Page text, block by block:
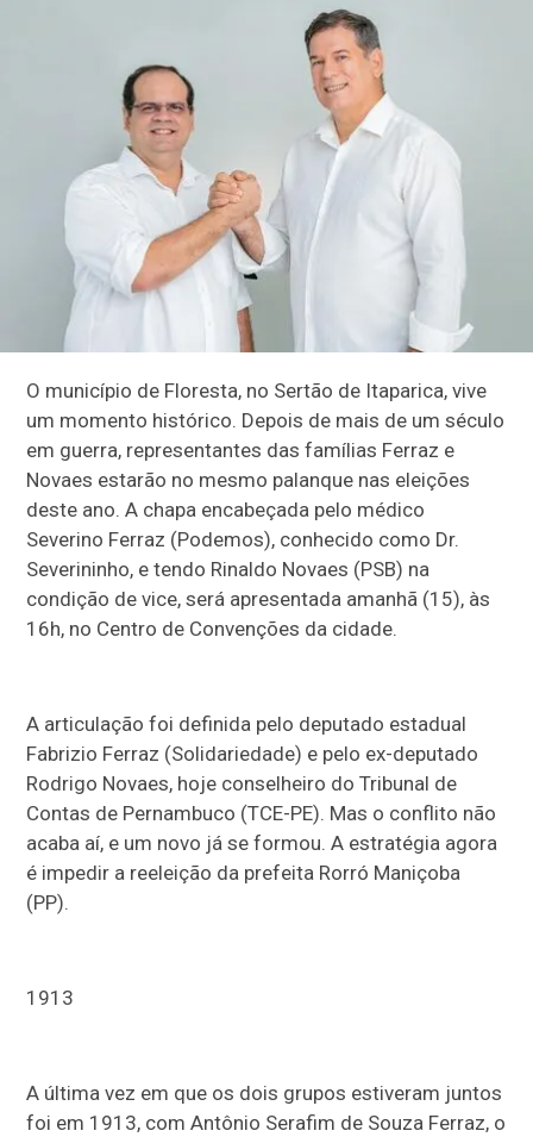
O município de Floresta, no Sertão de Itaparica, vive
um momento histórico. Depois de mais de um século
em guerra, representantes das famílias Ferraz e
Novaes estarão no mesmo palanque nas eleições
deste ano. A chapa encabeçada pelo médico
Severino Ferraz (Podemos), conhecido como Dr.
Severininho, e tendo Rinaldo Novaes (PSB) na
condição de vice, será apresentada amanhã (15), às
16h, no Centro de Convenções da cidade.
A articulação foi definida pelo deputado estadual
Fabrizio Ferraz (Solidariedade) e pelo ex-deputado
Rodrigo Novaes, hoje conselheiro do Tribunal de
Contas de Pernambuco (TCE-PE). Mas o conflito não
acaba aí, e um novo já se formou. A estratégia agora
é impedir a reeleição da prefeita Rorró Maniçoba
(PP).
1913
A última vez em que os dois grupos estiveram juntos
foi em 1913, com Antônio Serafim de Souza Ferraz, o